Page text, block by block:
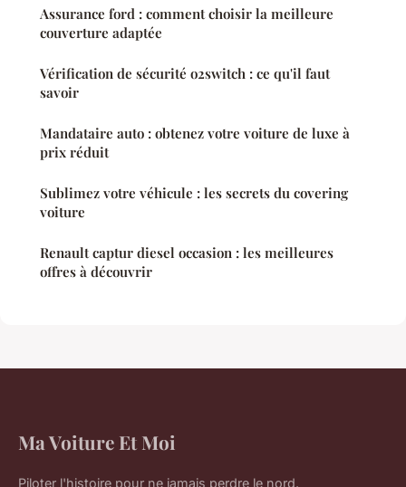
Assurance ford : comment choisir la meilleure
couverture adaptée
Vérification de sécurité o2switch : ce qu'il faut
savoir
Mandataire auto : obtenez votre voiture de luxe à
prix réduit
Sublimez votre véhicule : les secrets du covering
voiture
Renault captur diesel occasion : les meilleures
offres à découvrir
Ma Voiture Et Moi
Piloter l'histoire pour ne jamais perdre le nord.